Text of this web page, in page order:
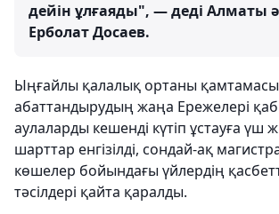
дейін ұлғаяды", — деді Алматы
Ерболат Досаев.
Ыңғайлы қалалық ортаны
абаттандырудың жаңа Ережелері
аулаларды кешенді күтіп ұстауға үш
шарттар енгізілді, сондай-ақ
көшелер бойындағы үйлердің
тәсілдері қайта қаралды.